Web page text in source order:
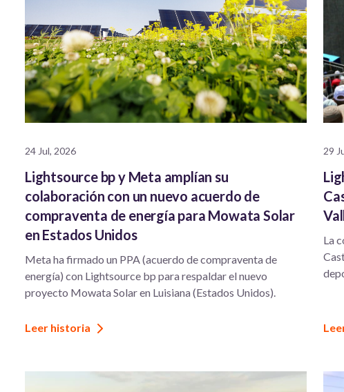
24 Jul, 2026
Lightsource bp y Meta amplían su
colaboración con un nuevo acuerdo de
compraventa de energía para Mowata Solar
en Estados Unidos
Meta ha firmado un PPA (acuerdo de compraventa de
energía) con Lightsource bp para respaldar el nuevo
proyecto Mowata Solar en Luisiana (Estados Unidos).
Leer historia
29
La